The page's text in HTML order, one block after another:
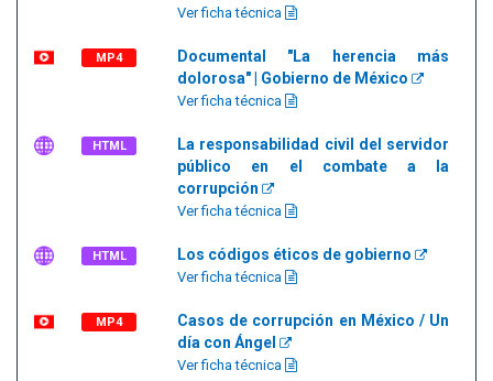
Ver ficha técnica
MP4
Documental "La herencia más
dolorosa" | Gobierno de México
Ver ficha técnica
HTML
La responsabilidad civil del servidor
público en el combate a la
corrupción
Ver ficha técnica
HTML Los códigos éticos de gobierno
Ver ficha técnica
MP4
Casos de corrupción en México / Un
día con Ángel
Ver ficha técnica